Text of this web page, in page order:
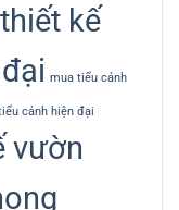
kế
mua tiểu cảnh
cảnh hiện đại
vườn